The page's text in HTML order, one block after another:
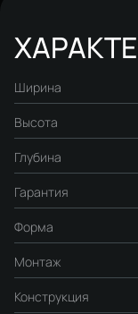
Ширина
Высота
Глубина
Гарантия
Форма
Монтаж
Конструкция